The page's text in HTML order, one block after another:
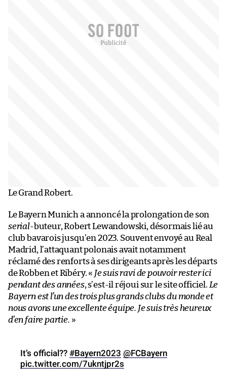
Le Grand Robert.
Le Bayern Munich a annoncé la prolongation de son
serial-buteur, Robert Lewandowski, désormais lié au
club bavarois jusqu’en 2023. Souvent envoyé au Real
Madrid, l’attaquant polonais avait notamment
réclamé des renforts à ses dirigeants après les départs
de Robben et Ribéry. « Je suis ravi de pouvoir rester ici
pendant des années, s’est-il réjoui sur le site officiel. Le
Bayern est l’un des trois plus grands clubs du monde et
nous avons une excellente équipe. Je suis très heureux
d’en faire partie. »
It’s official?? #Bayern2023 @FCBayern
pic.twitter.com/7ukntjpr2s